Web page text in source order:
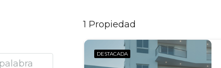
1 Propiedad
DESTACADA